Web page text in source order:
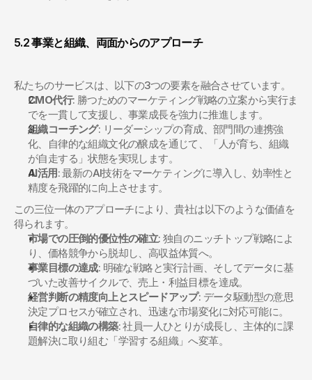
5.2 事業と組織、両面からのアプローチ
私たちのサービスは、以下の3つの要素を融合させています。
CMO代行: 勝つためのマーケティング戦略の立案から実行ま
でを一貫して支援し、事業成長を強力に推進します。
組織コーチング: リーダーシップの育成、部門間の連携強
化、自律的な組織文化の醸成を通じて、「人が育ち、組織
が自走する」状態を実現します。
AI活用: 最新のAI技術をマーケティングに導入し、効率性と
精度を飛躍的に向上させます。
この三位一体のアプローチにより、貴社は以下のような価値を
得られます。
市場での圧倒的優位性の確立: 独自のニッチトップ戦略によ
り、価格競争から脱却し、高収益体質へ。
事業目標の達成: 明確な戦略と実行計画、そしてデータに基
づいた改善サイクルで、売上・利益目標を達成。
経営判断の精度向上とスピードアップ: データ駆動型の意思
決定プロセスが確立され、迅速な市場変化に対応可能に。
自律的な組織の構築: 社員一人ひとりが成長し、主体的に課
題解決に取り組む「学習する組織」へ変革。